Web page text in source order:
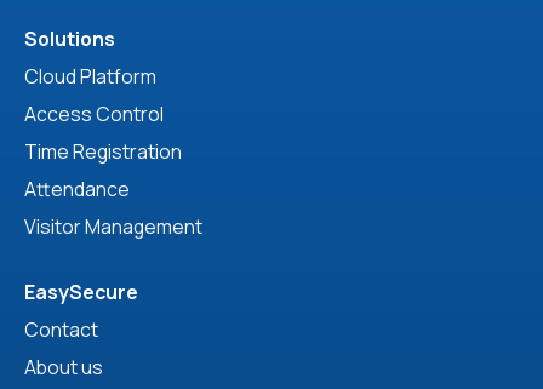
Solutions
Cloud Platform
Access Control
Time Registration
Attendance
Visitor Management
EasySecure
Contact
About us